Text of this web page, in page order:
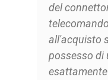
del
all'acquisto
possesso di